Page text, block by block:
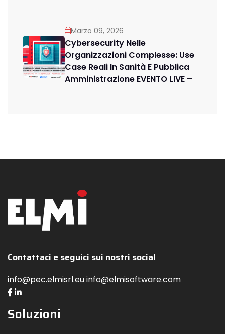
Marzo 09, 2026
Cybersecurity Nelle
Organizzazioni Complesse: Use
Case Reali In Sanità E Pubblica
Amministrazione EVENTO LIVE –
Contattaci e seguici sui nostri social
info@pec.elmisrl.eu info@elmisoftware.com
Soluzioni